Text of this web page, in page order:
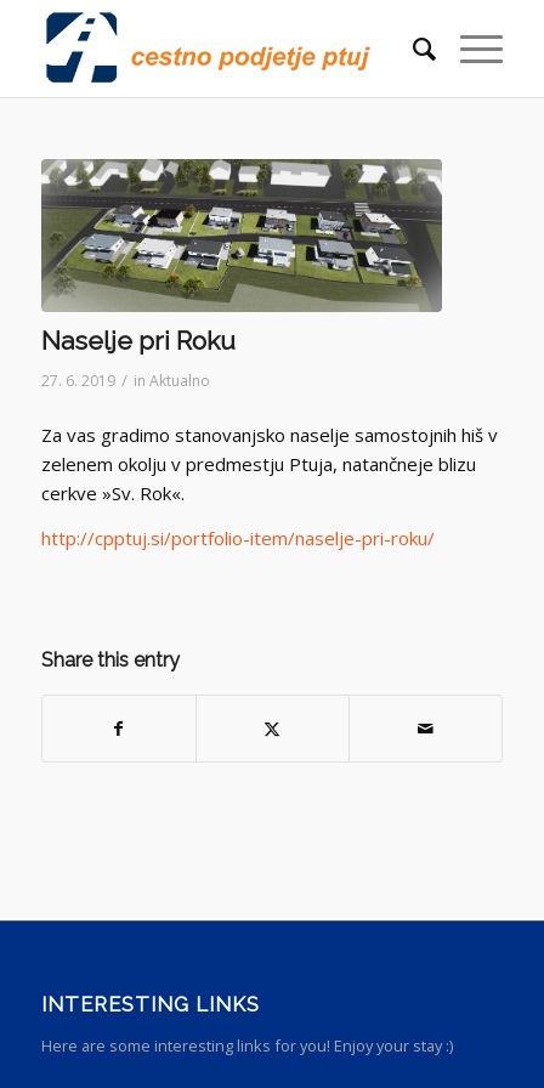
Naselje pri Roku
27. 6. 2019 / in Aktualno
Za vas gradimo stanovanjsko naselje samostojnih hiš v
zelenem okolju v predmestju Ptuja, natančneje blizu
cerkve »Sv. Rok«.
http://cpptuj.si/portfolio-item/naselje-pri-roku/
Share this entry
INTERESTING LINKS
Here are some interesting links for you! Enjoy your stay :)